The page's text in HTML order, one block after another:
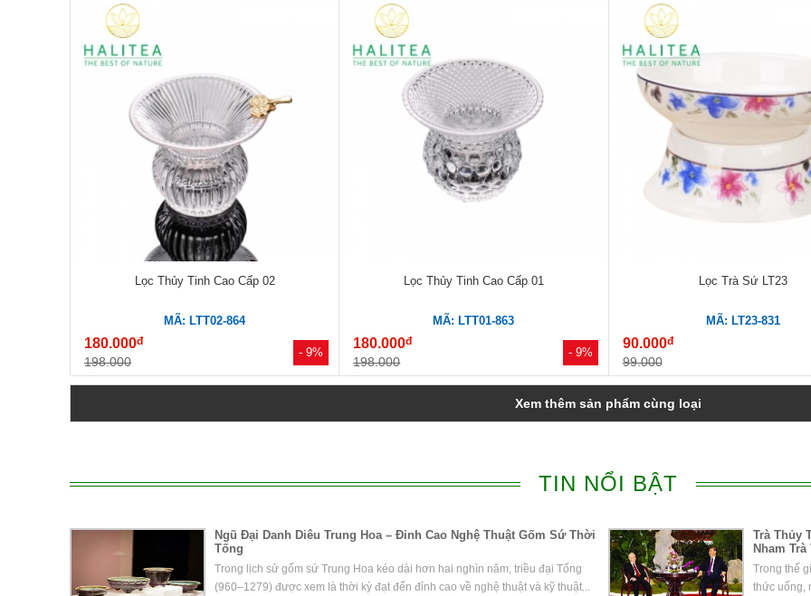
- 9%
Lọc Thủy Tinh Cao Cấp 02
MÃ: LTT02-864
180.000đ
198.000
- 9%
Lọc Thủy Tinh Cao Cấp 01
MÃ: LTT01-863
180.000đ
198.000
Lọc Trà Sứ LT23
MÃ: LT23-831
90.000đ
99.000
Xem thêm sản phẩm cùng loại
TIN NỔI BẬT
Ngũ Đại Danh Diêu Trung Hoa – Đỉnh Cao Nghệ Thuật Gốm Sứ Thời
Tống
Trong lịch sử gốm sứ Trung Hoa kéo dài hơn hai nghìn năm, triều đại Tống
(960–1279) được xem là thời kỳ đạt đến đỉnh cao về nghệ thuật và kỹ thuật...
Trà Thủy
Nham Trà
Trong thế
thức uống,